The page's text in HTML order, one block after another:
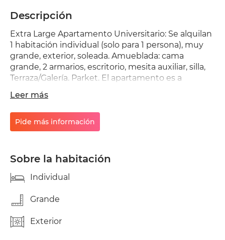
Descripción
Extra Large Apartamento Universitario: Se alquilan
1 habitación individual (solo para 1 persona), muy
grande, exterior, soleada. Amueblada: cama
grande, 2 armarios, escritorio, mesita auxiliar, silla,
Terraza/Galería. Parket. El apartamento es a
universitarios. de grado, maestría, post grado o
maestría. Si eres estudiante o prácticas puedes
contactarme y visitarla. Ambiente tranquilo, de
estudio y buena relación. Junto a la Zona
Campus Bellvitge, al lado del metro, bus, tranvía.
Leer más
Pide más información
Sobre la habitación
Individual
Grande
Exterior